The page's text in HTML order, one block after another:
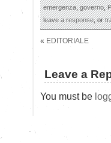
emergenza,governo,
leave a response, or
« EDITORIALE
Leave a
You must be